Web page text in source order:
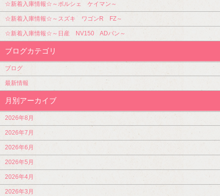
☆新着入庫情報☆～ポルシェ ケイマン～
☆新着入庫情報☆～スズキ ワゴンR FZ～
☆新着入庫情報☆～日産 NV150 ADバン～
ブログカテゴリ
ブログ
最新情報
月別アーカイブ
2026年8月
2026年7月
2026年6月
2026年5月
2026年4月
2026年3月